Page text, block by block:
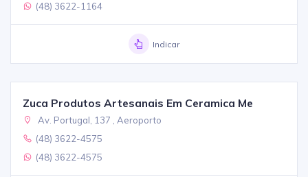
(48) 3622-1164
Indicar
Zuca Produtos Artesanais Em Ceramica Me
Av. Portugal, 137 , Aeroporto
(48) 3622-4575
(48) 3622-4575